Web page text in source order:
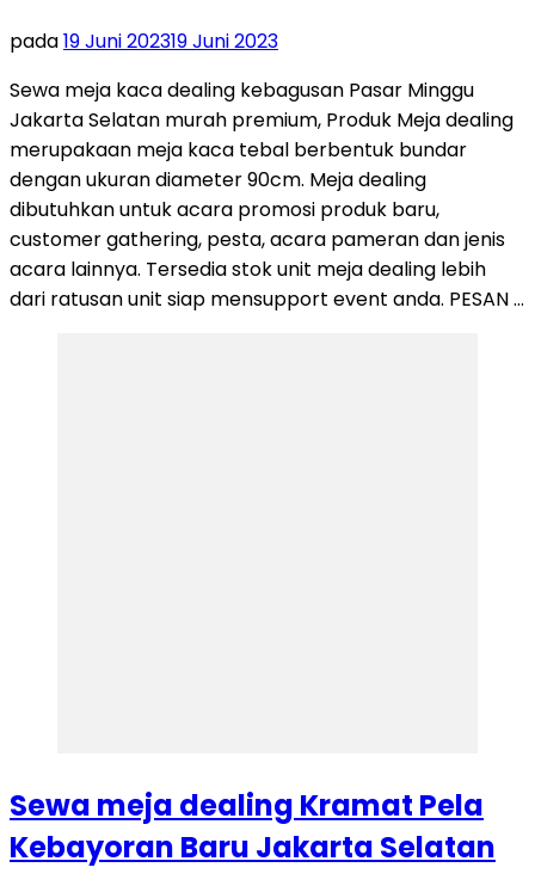
pada19 Juni 202319 Juni 2023
Sewa meja kaca dealing kebagusan Pasar Minggu
Jakarta Selatan murah premium, Produk Meja dealing
merupakaan meja kaca tebal berbentuk bundar
dengan ukuran diameter 90cm. Meja dealing
dibutuhkan untuk acara promosi produk baru,
customer gathering, pesta, acara pameran dan jenis
acara lainnya. Tersedia stok unit meja dealing lebih
dari ratusan unit siap mensupport event anda. PESAN …
Sewa meja dealing Kramat Pela
Kebayoran Baru Jakarta Selatan